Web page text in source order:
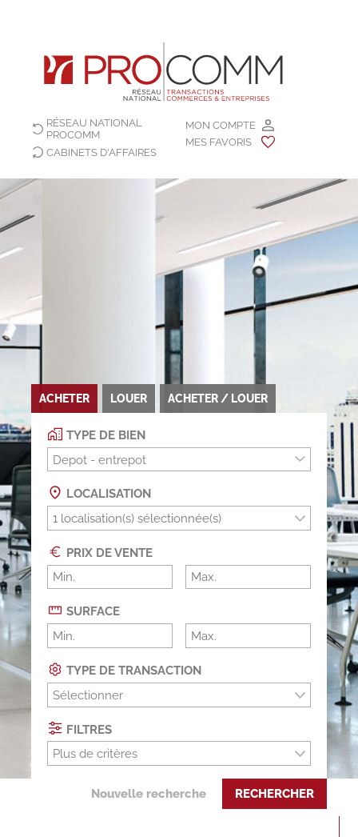
MON COMPTE
MES FAVORIS
RÉSEAU NATIONAL
PROCOMM
CABINETS D'AFFAIRES
ACHETER LOUER ACHETER / LOUER
TYPE DE BIEN
Depot - entrepot
LOCALISATION
PRIX DE VENTE
SURFACE
TYPE DE TRANSACTION
Sélectionner
FILTRES
Plus de critères
Nouvelle recherche RECHERCHER